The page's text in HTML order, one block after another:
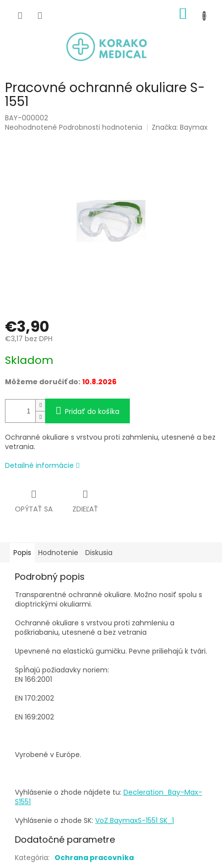
KOŠÍK
Pracovné ochranné okuliare S-
1551
BAY-000002
Priemerné
Neohodnotené Podrobnosti hodnotenia Značka:Baymax
€3,90
€3,17 bez DPH
cena:
Skladom
Môžeme doručiť do: 10.8.2026
Pridať do košíka
Ochranné okuliare s vrstvou proti zahmleniu, utesnené a bez
vetrania.
Detailné informácie
OPÝTAŤ SA ZDIEĽAŤ
Popis Hodnotenie Diskusia
Podrobný popis
Transparentné ochranné okuliare. Možno nosiť spolu s
dioptrickými okuliarmi.
Ochranné okuliare s vrstvou proti zahmleniu a
poškriabaniu, utesnené a bez vetrania
Upevnené na elastickú gumičku. Pevne priliehajú k tvári.
Spĺňajú požiadavky noriem:
EN 166:2001
EN 170:2002
EN 169:2002
Vyrobené v Európe.
Vyhlásenie o zhode nájdete tu: Decleration_Bay-Max-
S1551
Vyhlásenie o zhode SK: VoZ BaymaxS-1551 SK_1
Dodatočné parametre
Kategória: Ochrana pracovníka